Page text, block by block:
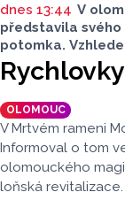
dnes 13:44 V
představila svého
potomka.
je téměř jisté, že
hnědé, případně
zbarvením hlavy.
Rychlovky
OLOMOUC
V Mrtvém rameni
Informoval o tom
olomouckého
loňská revitalizace.